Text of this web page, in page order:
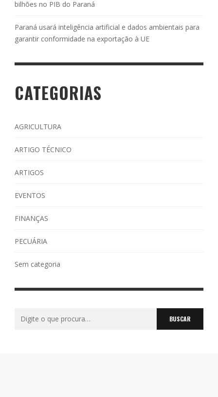
bilhões no PIB do Paraná
Paraná usará inteligência artificial e dados ambientais para
garantir conformidade na exportação à UE
CATEGORIAS
AGRICULTURA
ARTIGO TÉCNICO
ARTIGOS
EVENTOS
FINANÇAS
PECUÁRIA
Sem categoria